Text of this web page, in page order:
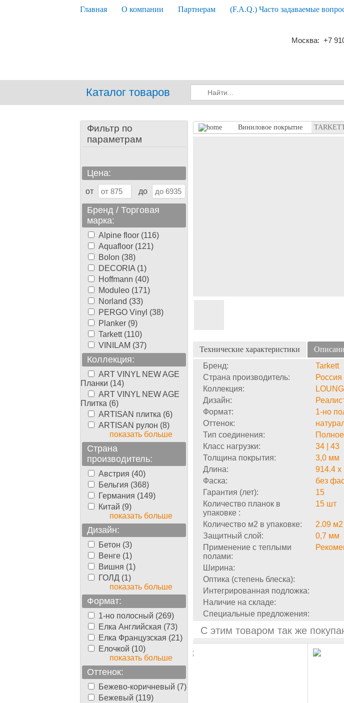
Главная О компании Партнерам (F.A.Q.) Часто задаваемые
Москва: +7
Каталог товаров
Фильтр по
параметрам
Цена:
от до
Бренд / Торговая
марка:
Alpine floor (116)
Aquafloor (121)
Bolon (38)
DECORIA (1)
Hoffmann (40)
Moduleo (171)
Norland (33)
PERGO Vinyl (38)
Planker (9)
Tarkett (110)
VINILAM (37)
Коллекция:
ART VINYL NEW AGE
Планки (14)
ART VINYL NEW AGE
Плитка (6)
ARTISAN плитка (6)
ARTISAN рулон (8)
показать больше
Страна
производитель:
Австрия (40)
Бельгия (368)
Германия (149)
Китай (9)
показать больше
Дизайн:
Бетон (3)
Венге (1)
Вишня (1)
ГОЛД (1)
показать больше
Формат:
1-но полосный (269)
Елка Английская (73)
Елка Французская (21)
Елочкой (10)
показать больше
Оттенок:
Бежево-коричневый (7)
Бежевый (119)
Виниловое покрытие
Технические характеристики
Бренд:
Tarkett
Страна производитель:
Россия
Коллекция:
Дизайн:
Формат:
1-но
Оттенок:
Тип соединения:
Класс нагрузки:
34 | 43
Толщина покрытия:
3,0 мм
Длина:
914.4
Фаска:
без
Гарантия (лет):
15
Количество планок в
упаковке :
15 шт
Количество м2 в упаковке:
2.09 м2
Защитный слой:
0,7 мм
Применение с теплыми
полами:
Ширина:
Оптика (степень блеска):
Интегрированная подложка:
Наличие на складе:
Специальные предложения:
С этим товаром так же